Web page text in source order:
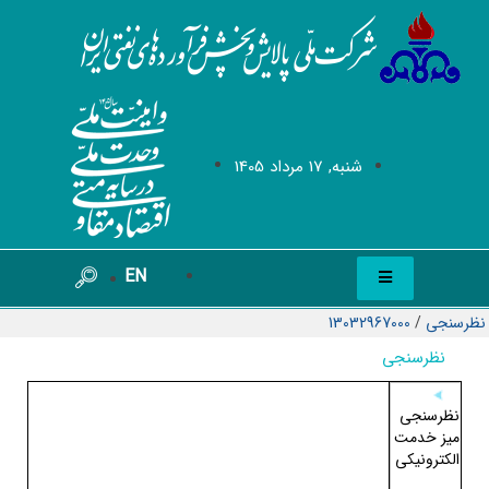
شنبه, 17 مرداد 1405
EN
نظرسنجی /
13032967000
نظرسنجی
نظرسنجی
میز خدمت
الکترونیکی